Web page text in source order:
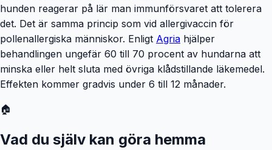
hunden reagerar på lär man immunförsvaret att tolerera
det. Det är samma princip som vid allergivaccin för
pollenallergiska människor. Enligt Agria hjälper
behandlingen ungefär 60 till 70 procent av hundarna att
minska eller helt sluta med övriga klådstillande läkemedel.
Effekten kommer gradvis under 6 till 12 månader.
🏠
Vad du själv kan göra hemma